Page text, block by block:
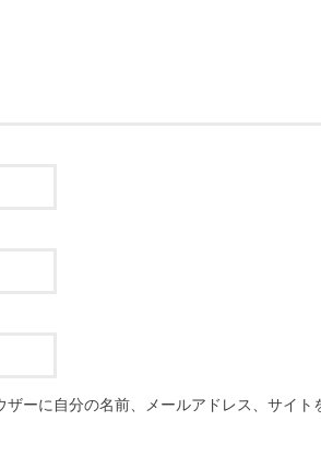
ーに自分の名前、メールアドレス、サイト